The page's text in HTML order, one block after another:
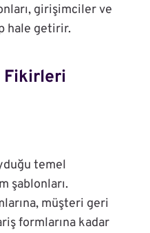
girişimciler ve
hale getirir.
Fikirleri
temel
şablonları.
müşteri geri
formlarına kadar